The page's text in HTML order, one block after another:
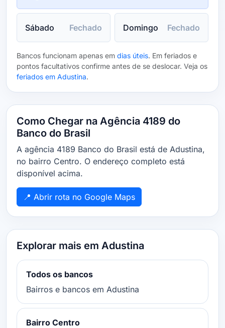
Sábado Fechado Domingo Fechado
Bancos funcionam apenas em dias úteis. Em feriados e
pontos facultativos confirme antes de se deslocar. Veja os
feriados em Adustina.
Como Chegar na Agência 4189 do
Banco do Brasil
A agência 4189 Banco do Brasil está de Adustina,
no bairro Centro. O endereço completo está
disponível acima.
📍 Abrir rota no Google Maps
Explorar mais em Adustina
Todos os bancos
Bairros e bancos em Adustina
Bairro Centro